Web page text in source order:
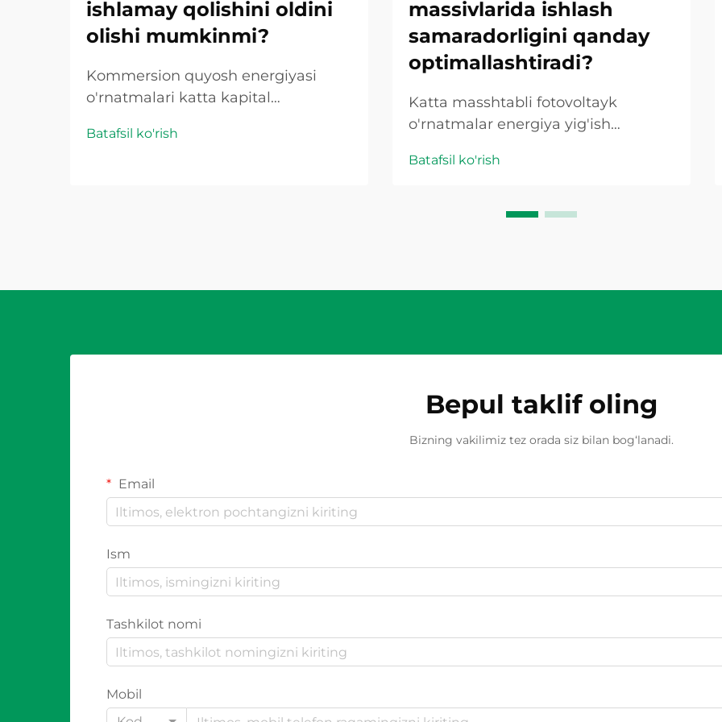
ishlamay qolishini oldini
olishi mumkinmi?
Kommersion quyosh energiyasi
o'rnatmalari katta kapital
qanday rejasiz ishlamay qolish
Batafsil ko'rish
massivlarida ishlash
samaradorligini qanday
optimallashtiradi?
Katta masshtabli fotovoltayk
o'rnatmalar energiya yig'ish
ishonchli elektr tarmog'iga ulanishni
elektr infratuzilmasini talab qiladi.
Batafsil ko'rish
Bepul taklif oling
Bizning vakilimiz tez orada siz bilan bog‘lanadi.
Email
Ism
Tashkilot nomi
Mobil